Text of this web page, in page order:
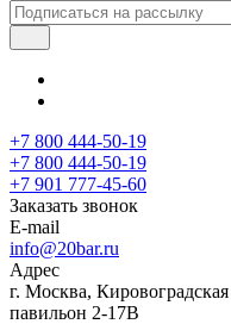
+7 800 444-50-19
+7 800 444-50-19
+7 901 777-45-60
Заказать звонок
E-mail
info@20bar.ru
Адрес
г. Москва,
павильон 2-17В